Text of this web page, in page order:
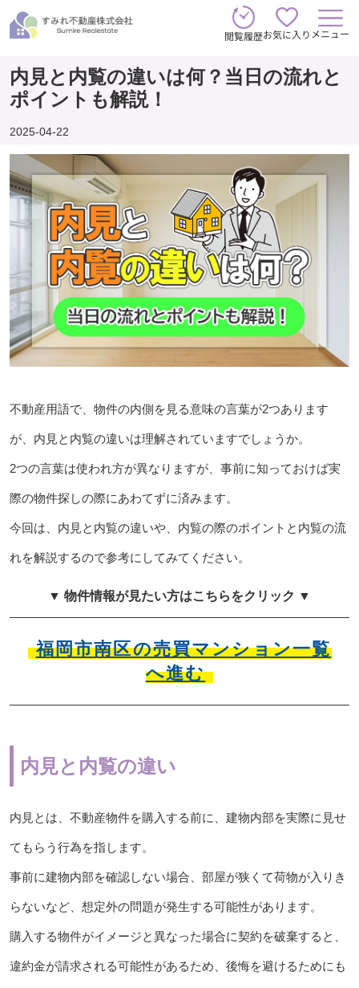
閲覧履歴お気に入り メニュー
内見と内覧の違いは何？当日の流れと
ポイントも解説！
2025-04-22
不動産用語で、物件の内側を見る意味の言葉が2つあります
が、内見と内覧の違いは理解されていますでしょうか。
2つの言葉は使われ方が異なりますが、事前に知っておけば実
際の物件探しの際にあわてずに済みます。
今回は、内見と内覧の違いや、内覧の際のポイントと内覧の流
れを解説するので参考にしてみてください。
▼ 物件情報が見たい方はこちらをクリック ▼
福岡市南区の売買マンション一覧
へ進む
内見と内覧の違い
内見とは、不動産物件を購入する前に、建物内部を実際に見せ
てもらう行為を指します。
事前に建物内部を確認しない場合、部屋が狭くて荷物が入りき
らないなど、想定外の問題が発生する可能性があります。
購入する物件がイメージと異なった場合に契約を破棄すると、
違約金が請求される可能性があるため、後悔を避けるためにも